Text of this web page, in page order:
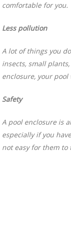
comfortable for you.
Less pollution
A lot of things you
insects, small
enclosure, your
Safety
A pool enclosure is
especially if you
not easy for them